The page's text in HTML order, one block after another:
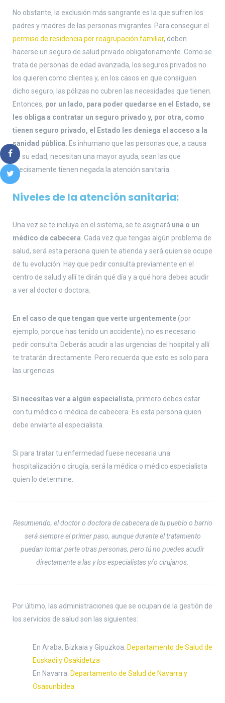
No obstante, la exclusión más sangrante es la que sufren los
padres y madres de las personas migrantes. Para conseguir el
permiso de residencia por reagrupación familiar, deben
hacerse un seguro de salud privado obligatoriamente. Como se
trata de personas de edad avanzada, los seguros privados no
los quieren como clientes y, en los casos en que consiguen
dicho seguro, las pólizas no cubren las necesidades que tienen.
Entonces, por un lado, para poder quedarse en el Estado, se
les obliga a contratar un seguro privado y, por otra, como
tienen seguro privado, el Estado les deniega el acceso a la
sanidad pública. Es inhumano que las personas que, a causa
de su edad, necesitan una mayor ayuda, sean las que
precisamente tienen negada la atención sanitaria.
Niveles de la atención sanitaria:
Una vez se te incluya en el sistema, se te asignará una o un
médico de cabecera . Cada vez que tengas algún problema de
salud, será esta persona quien te atienda y será quien se ocupe
de tu evolución. Hay que pedir consulta previamente en el
centro de salud y allí te dirán qué día y a qué hora debes acudir
a ver al doctor o doctora.
En el caso de que tengan que verte urgentemente (por
ejemplo, porque has tenido un accidente), no es necesario
pedir consulta. Deberás acudir a las urgencias del hospital y allí
te tratarán directamente. Pero recuerda que esto es solo para
las urgencias.
Si necesitas ver a algún especialista, primero debes estar
con tu médico o médica de cabecera. Es esta persona quien
debe enviarte al especialista.
Si para tratar tu enfermedad fuese necesaria una
hospitalización o cirugía, será la médica o médico especialista
quien lo determine.
Resumiendo, el doctor o doctora de cabecera de tu pueblo o barrio
será siempre el primer paso, aunque durante el tratamiento
puedan tomar parte otras personas, pero tú no puedes acudir
directamente a las y los especialistas y/o cirujanos.
Por último, las administraciones que se ocupan de la gestión de
los servicios de salud son las siguientes:
En Araba, Bizkaia y Gipuzkoa: Departamento de Salud de
Euskadi y Osakidetza
En Navarra: Departamento de Salud de Navarra y
Osasunbidea